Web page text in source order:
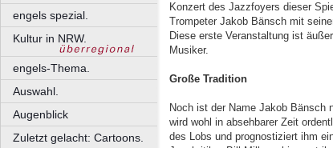
engels spezial.
Kultur in NRW.
engels-Thema.
Auswahl.
Augenblick
Zuletzt gelacht: Cartoons.
Konzert des Jazzfoyers dieser
Trompeter Jakob Bänsch mit
Diese erste Veranstaltung ist
Musiker.
Große Tradition
Noch ist der Name Jakob Bänsch
wird wohl in absehbarer Zeit
des Lobs und prognostiziert ihm